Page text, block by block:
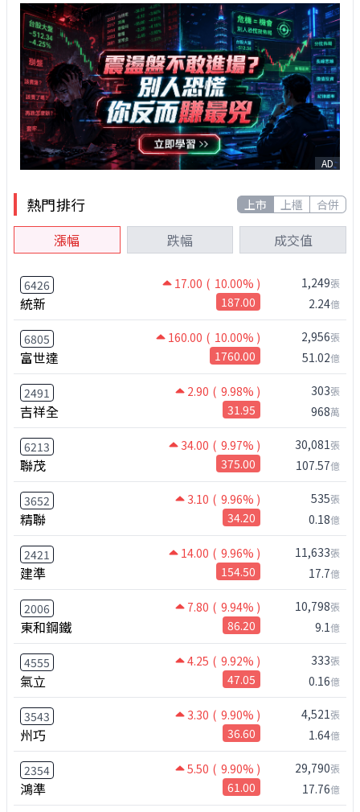
AD
熱門排行 上市 上櫃 合併
漲幅 跌幅 成交值
6426 17.00 ( 10.00% )
統新 187.00
1,249張
2.24億
6805 160.00 ( 10.00% )
富世達 1760.00
2,956張
51.02億
2491 2.90 ( 9.98% )
吉祥全 31.95
303張
968萬
6213 34.00 ( 9.97% )
聯茂 375.00
30,081張
107.57億
3652 3.10 ( 9.96% )
精聯 34.20
535張
0.18億
2421 14.00 ( 9.96% )
建準 154.50
11,633張
17.7億
2006 7.80 ( 9.94% )
東和鋼鐵 86.20
10,798張
9.1億
4555 4.25 ( 9.92% )
氣立 47.05
333張
0.16億
3543 3.30 ( 9.90% )
州巧 36.60
4,521張
1.64億
2354 5.50 ( 9.90% )
鴻準 61.00
29,790張
17.76億